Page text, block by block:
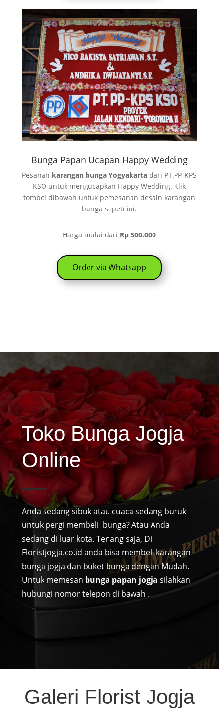
Bunga Papan Ucapan Happy Wedding
Pesanan karangan bunga Yogyakarta dari PT.PP-KPS
KSO untuk mengucapkan Happy Wedding. Klik
tombol dibawah untuk pemesanan desain karangan
bunga sepeti ini.
Harga mulai dari Rp 500.000
Order via Whatsapp
Toko Bunga Jogja
Online
Anda sedang sibuk atau cuaca sedang buruk
untuk pergi membeli bunga? Atau Anda
sedang di luar kota. Tenang saja, Di
Floristjogja.co.id anda bisa membeli karangan
bunga jogja dan buket bunga dengan Mudah.
Untuk memesan bunga papan jogja silahkan
hubungi nomor telepon di bawah .
Galeri Florist Jogja